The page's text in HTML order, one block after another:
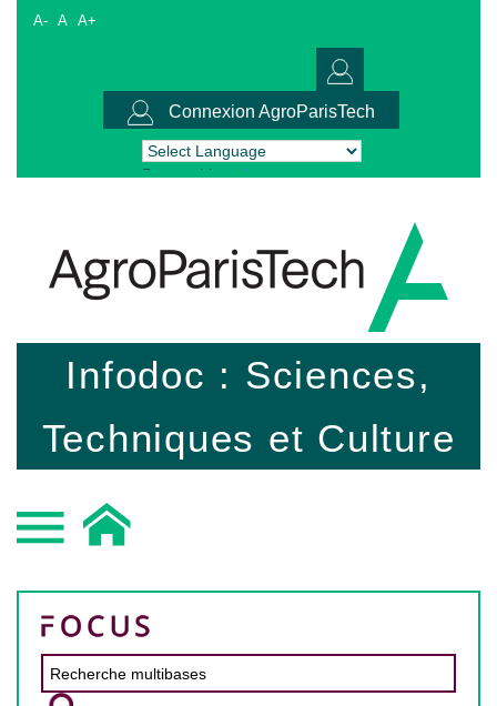
A- A A+
Connexion AgroParisTech
Powered by Translate
Infodoc : Sciences,
Techniques et Culture